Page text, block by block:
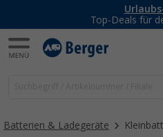
Top-Deals für
Batterien & Ladegeräte